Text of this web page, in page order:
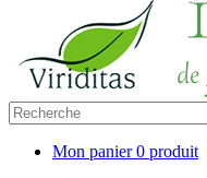
Mon panier0 produit